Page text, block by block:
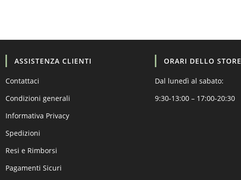
ASSISTENZA CLIENTI
Contattaci
Condizioni generali
Informativa Privacy
Spedizioni
Resi e Rimborsi
Pagamenti Sicuri
ORARI DELLO STORE
Dal lunedì al sabato:
9:30-13:00 – 17:00-20:30